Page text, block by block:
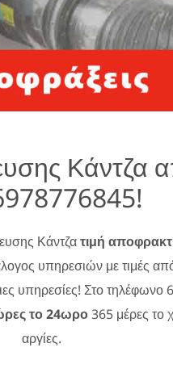
Κάντζα
Κάντζατιμή
υπηρεσιών με τιμές
υπηρεσίες! Στο τηλέφωνο
το 24ωρο365 μέρες το
αργίες.